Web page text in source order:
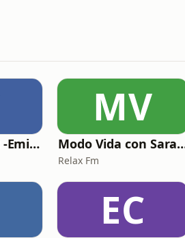
Poesía con voz -Emiliano Martín- Podcasts
MV
Modo Vida con
Relax Fm
EC